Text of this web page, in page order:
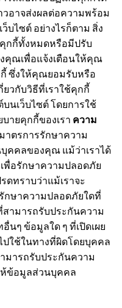
อาจส่งผลต่อความพร้อม
บไซต์ อย่างไรก็ตาม สิ่ง
คุกกี้ทั้งหมดหรือมีปรับ
งคุณเพื่อแจ้งเตือนให้คุณ
ซึ่งให้คุณยอมรับหรือ
ยวกับวิธีที่เราใช้คุกกี้
นเว็บไซต์ โดยการใช้
ายคุกกี้ของเรา ความ
าตรการรักษาความ
คคลของคุณ แม้ว่าเราได้
พื่อรักษาความปลอดภัย
ทราบว่าแม้เราจะ
กษาความปลอดภัยใดที่
ามารถรับประกันความ
นๆ ข้อมูลใด ๆ ที่เปิดเผย
ใช้ในทางที่ผิดโดยบุคคล
มารถรับประกันความ
ข้อมูลส่วนบุคคล